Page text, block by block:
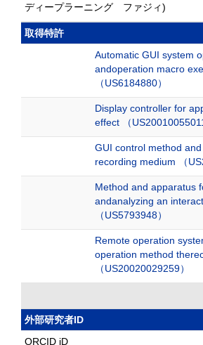
ディープラーニング ファジィ)
取得特許
Automatic GUI system
andoperation macro
（US6184880）
Display controller for
effect （
GUI control method
recording medium （
Method and apparatus
andanalyzing an
（US5793948）
Remote operation
operation method
（US20020029259）
外部研究者ID
ORCID iD